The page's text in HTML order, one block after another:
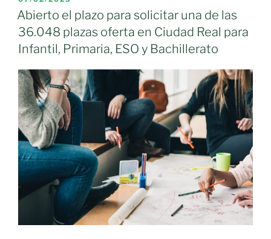
ayudas
por
euros
para
elaboración
de
planes
municipales
de
protección
civil»
EL
Abierto el plazo para solicitar una de las
36.048 plazas oferta en Ciudad Real para
Infantil, Primaria, ESO y Bachillerato